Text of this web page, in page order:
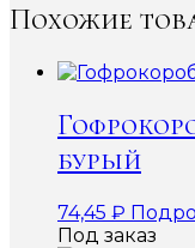
Похожие
бурый
74,45 ₽
Под заказ